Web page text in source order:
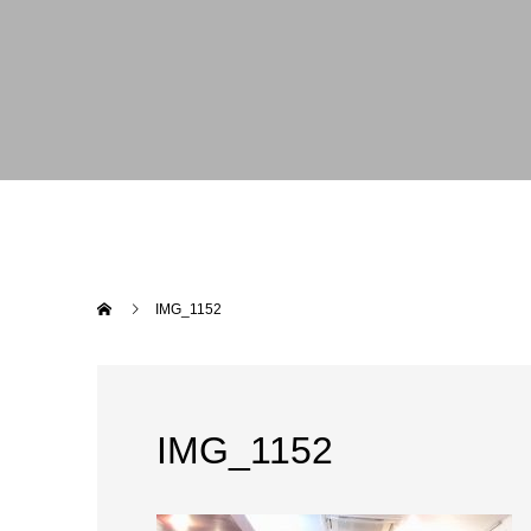
IMG_1152
IMG_1152